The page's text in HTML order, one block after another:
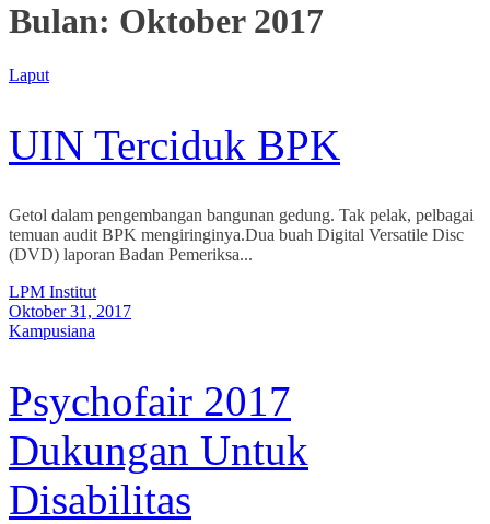
Bulan: Oktober 2017
Laput
UIN Terciduk BPK
Getol dalam pengembangan bangunan gedung. Tak pelak, pelbagai
temuan audit BPK mengiringinya.Dua buah Digital Versatile Disc
(DVD) laporan Badan Pemeriksa...
LPM Institut
Oktober 31, 2017
Kampusiana
Psychofair 2017
Dukungan Untuk
Disabilitas